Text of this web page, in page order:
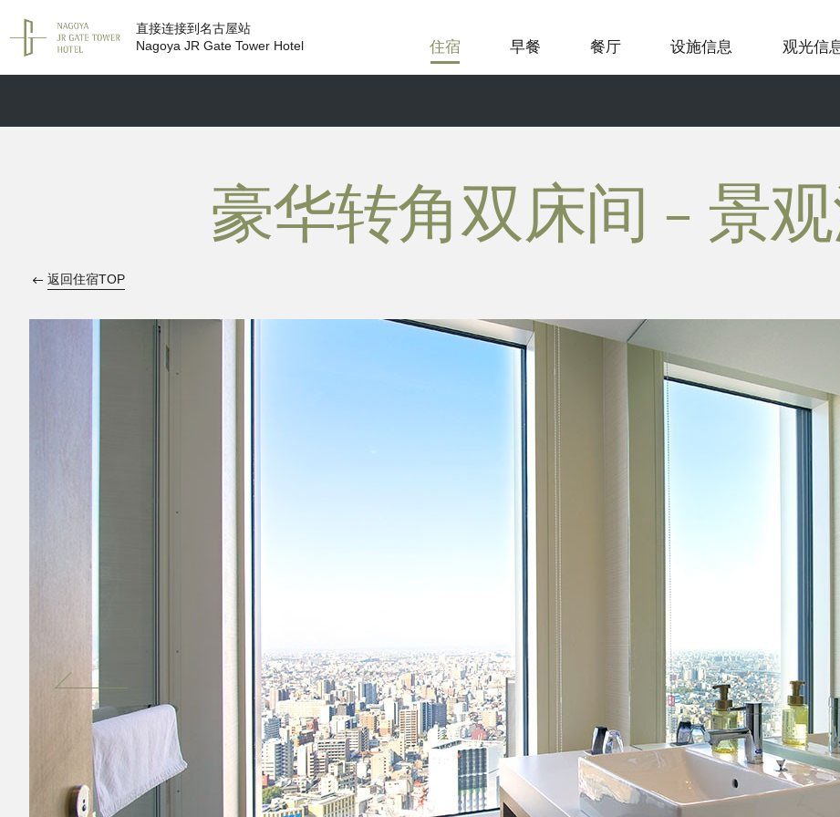
直接连接到名古屋站
Nagoya JR Gate Tower Hotel
住宿 早餐 餐厅 设施信息 观光信
豪华转角双床间 - 景
返回住宿TOP